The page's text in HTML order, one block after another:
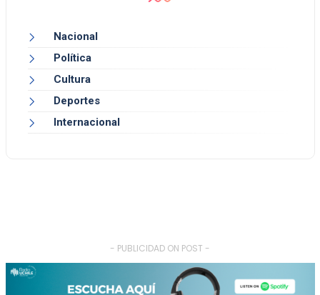
Nacional
Política
Cultura
Deportes
Internacional
- PUBLICIDAD ON POST -